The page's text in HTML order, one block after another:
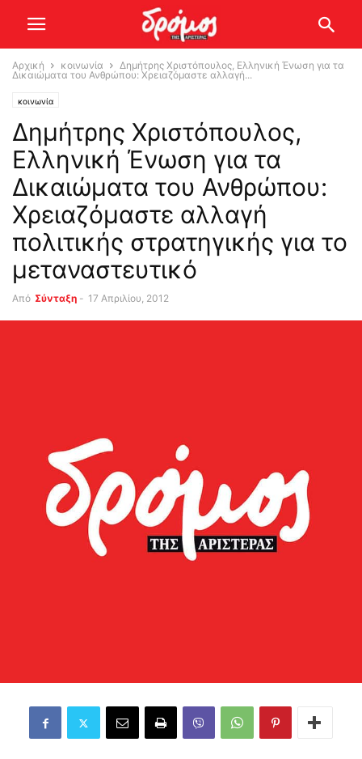
Αρχική κοινωνία
Δημήτρης Χριστόπουλος, Ελληνική Ένωση για τα
Δικαιώματα του Ανθρώπου: Χρειαζόμαστε αλλαγή...
κοινωνία
Δημήτρης Χριστόπουλος,
Ελληνική Ένωση για τα
Δικαιώματα του Ανθρώπου:
Χρειαζόμαστε αλλαγή
πολιτικής στρατηγικής για το
μεταναστευτικό
Από Σύνταξη - 17 Απριλίου, 2012